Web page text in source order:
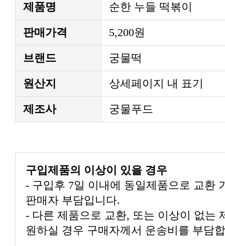
제품명 순한 누들 떡볶이
판매가격 5,200원
브랜드 궁물떡
원산지 상세페이지 내 표기
제조사 궁물푸드
구입제품의 이상이 있을 경우
판매자 부담입니다.
원하실 경우 구매자께서 운송비를 부담